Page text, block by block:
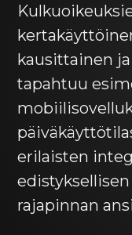
kausittainen
tapahtuu
erilaisten
edistyksellisen
rajapinnan